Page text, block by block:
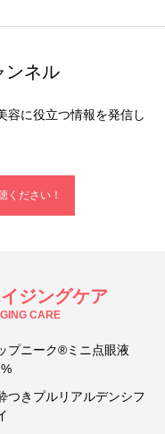
ンネル
容に役立つ情報を発信し
ください！
ジングケア
CARE
プニーク®ミニ点眼液
つきプルリアルデンシフ